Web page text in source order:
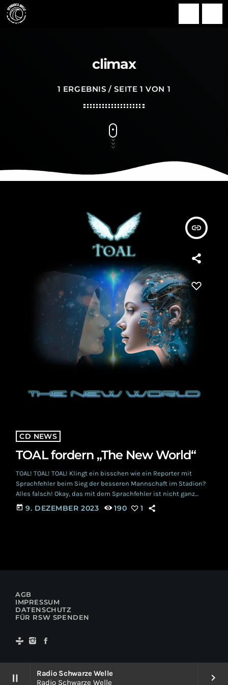
pause
Radio Schwarze Welle
Radio Schwarze Welle
keyboard_arrow_right
climax
1 ERGEBNIS / SEITE 1 VON 1
insert_link
CD NEWS
TOAL fordern „The New World“
TOAL! TOAL! TOAL! Klingt ein bisschen wie ein Reporter mit
Sprachfehler beim Sieg der besseren Mannschaft im Stadion?
Alles falsch! Okay, das mit dem Sprachfehler ist nicht ganz
auszuschließen, aber der Rest liegt am Rande des berühmten
Holzweges. Eigentlich ist es das ultimative Heureka des Autors
today 9. DEZEMBER 2023 190 1
AGB
IMPRESSUM
DATENSCHUTZ
FÜR RSW SPENDEN